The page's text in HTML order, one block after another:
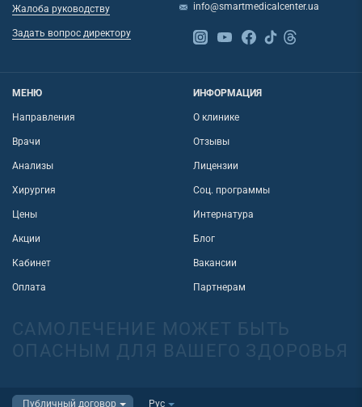
Жалоба руководству
Задать вопрос директору
info@smartmedicalcenter.ua
МЕНЮ
Направления
Врачи
Анализы
Хирургия
Цены
Акции
Кабинет
Оплата
ИНФОРМАЦИЯ
О клинике
Отзывы
Лицензии
Соц. программы
Интернатура
Блог
Вакансии
Партнерам
САМОЛЕЧЕНИЕ МОЖЕТ БЫТЬ
ОПАСНЫМ ДЛЯ ВАШЕГО ЗДОРОВЬЯ